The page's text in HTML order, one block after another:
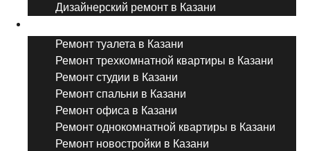
Дизайнерский ремонт в Казани
Ремонт туалета в Казани
Ремонт трехкомнатной квартиры в Казани
Ремонт студии в Казани
Ремонт спальни в Казани
Ремонт офиса в Казани
Ремонт однокомнатной квартиры в Казани
Ремонт новостройки в Казани